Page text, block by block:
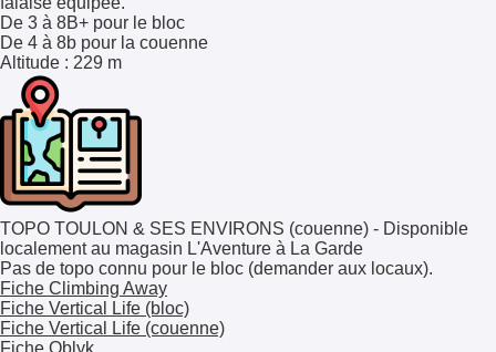
De 3 à 8B+ pour le bloc
De 4 à 8b pour la couenne
Altitude : 229 m
TOPO TOULON & SES ENVIRONS (couenne) - Disponible
localement au magasin L'Aventure à La Garde
Pas de topo connu pour le bloc (demander aux locaux).
Fiche Climbing Away
Fiche Vertical Life (bloc)
Fiche Vertical Life (couenne)
Fiche Oblyk